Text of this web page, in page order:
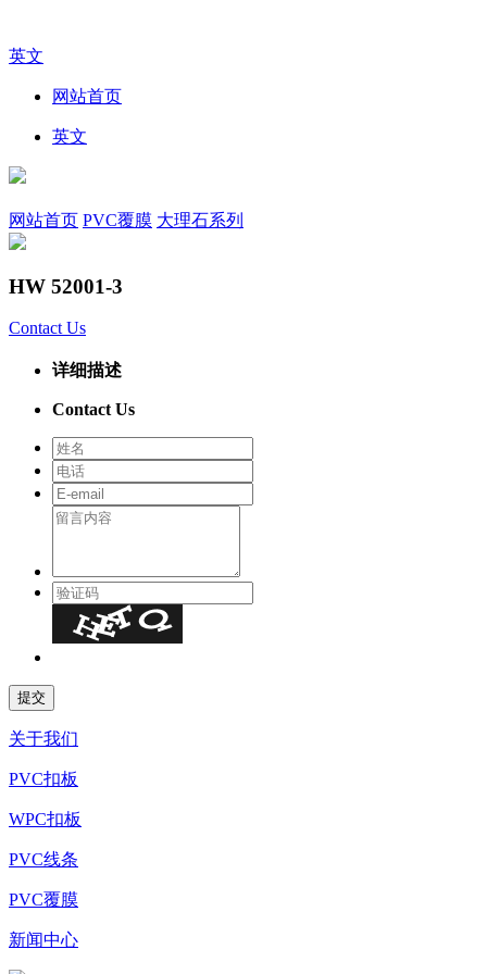
英文
网站首页
英文
网站首页 PVC覆膜 大理石系列
HW 52001-3
Contact Us
详细描述
Contact Us
关于我们
PVC扣板
WPC扣板
PVC线条
PVC覆膜
新闻中心